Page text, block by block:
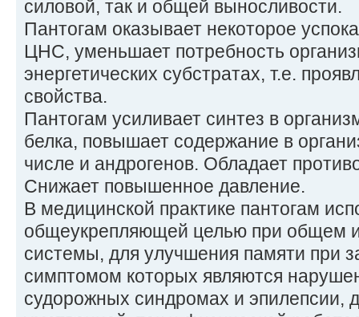
силовой, так и общей выносливости.
Пантогам оказывает некоторое
ЦНС, уменьшает потребность
энергетических субстратах, т.е.
свойства.
Пантогам усиливает синтез в
белка, повышает содержание в
числе и андрогенов. Обладает
Снижает повышенное давление.
В медицинской практике пантогам
общеукрепляющей целью при общем
системы, для улучшения памяти при
симптомом которых являются
судорожных синдромах и эпилепсии,